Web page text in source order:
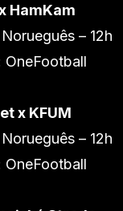
HamKam
– 12h
OneFootball
x KFUM
– 12h
OneFootball